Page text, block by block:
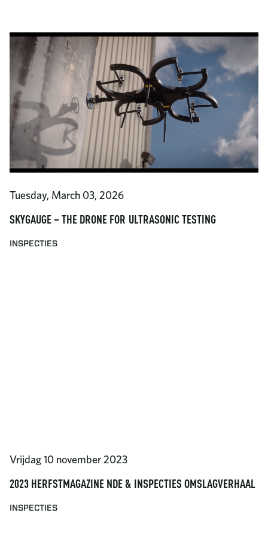
Tuesday, March 03, 2026
SKYGAUGE – THE DRONE FOR ULTRASONIC TESTING
INSPECTIES
Vrijdag 10 november 2023
2023 HERFSTMAGAZINE NDE & INSPECTIES OMSLAGVERHAAL
INSPECTIES